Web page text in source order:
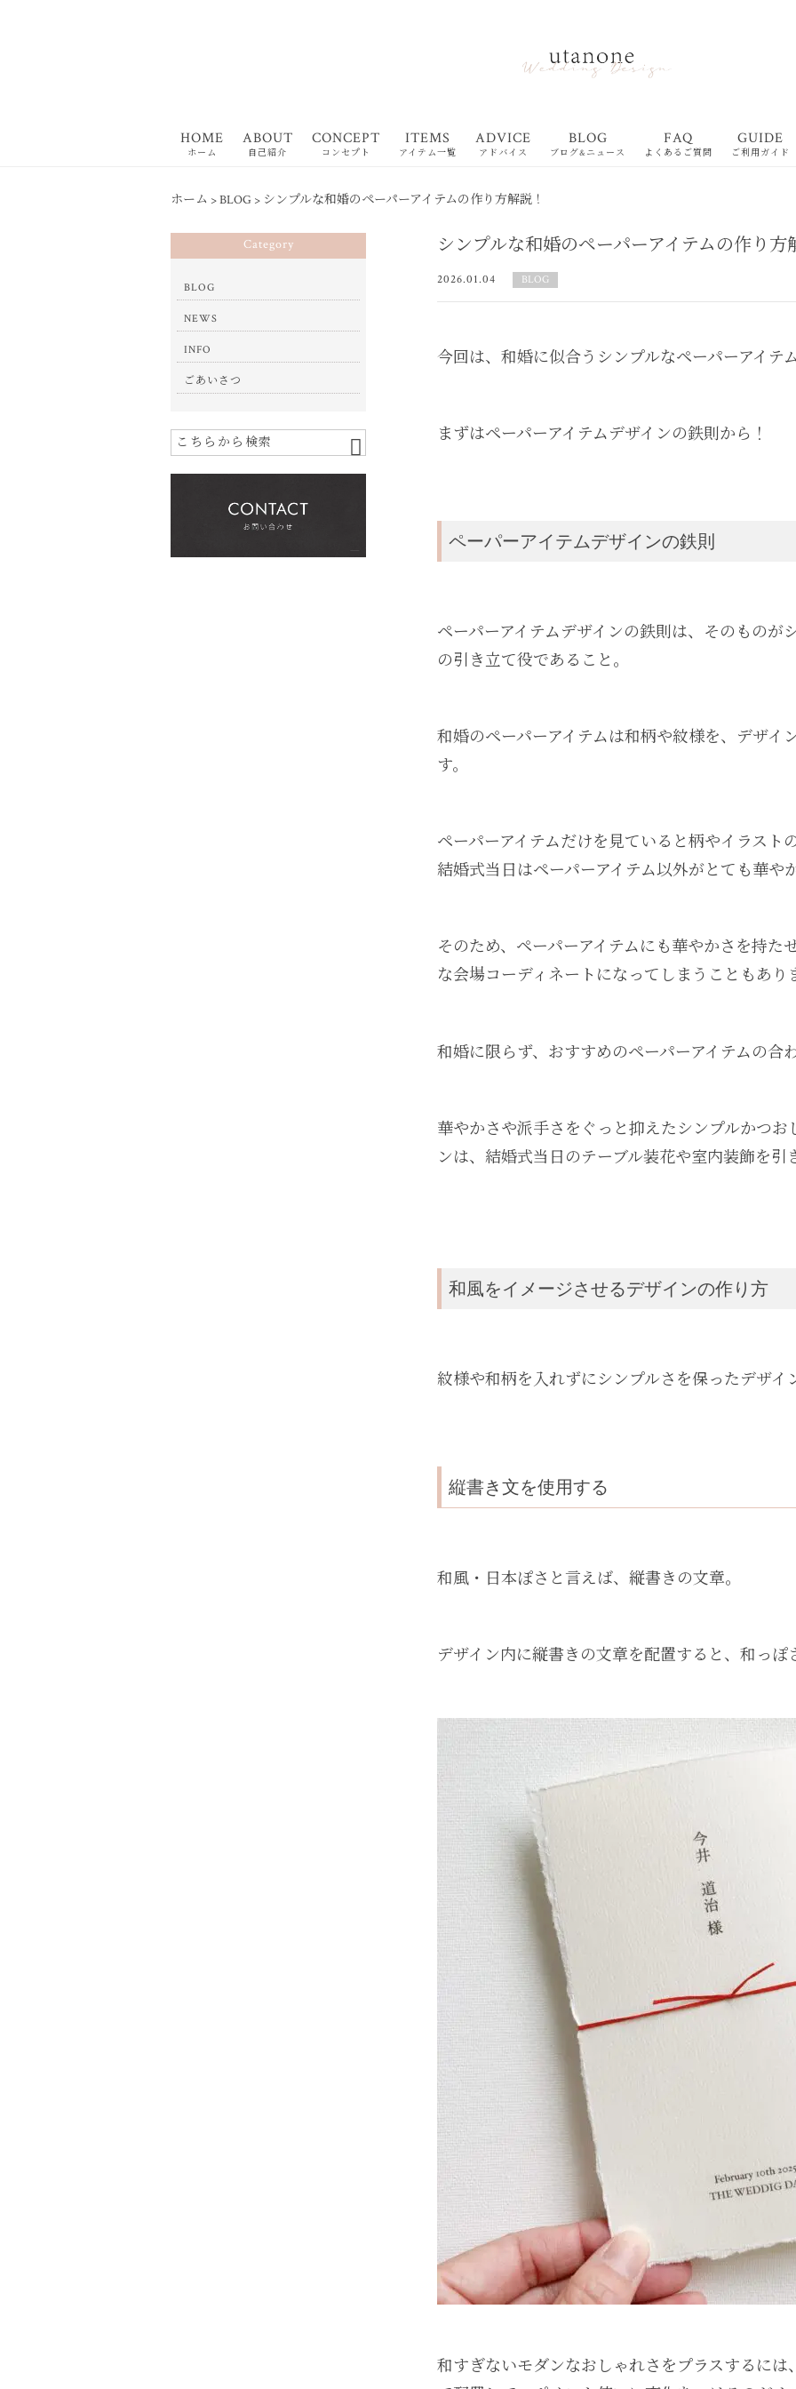
HOME
ホーム
ABOUT
自己紹介
CONCEPT
コンセプト
ITEMS
アイテム一覧
ADVICE
アドバイス
BLOG
ブログ&ニュース
FAQ
よくあるご質問
GUIDE
ご利用ガイド
ホーム >BLOG > シンプルな和婚のペーパーアイテムの作り方解説！
シンプルな和婚のペーパーアイテムの作り方
2026.01.04 BLOG
今回は、和婚に似合うシンプルなペーパーアイテ
まずはペーパーアイテムデザインの鉄則から！
ペーパーアイテムデザインの鉄則
ペーパーアイテムデザインの鉄則は、そのものが
の引き立て役であること。
和婚のペーパーアイテムは和柄や紋様を、デザイ
す。
ペーパーアイテムだけを見ていると柄やイラスト
結婚式当日はペーパーアイテム以外がとても華や
そのため、ペーパーアイテムにも華やかさを持た
な会場コーディネートになってしまうこともあり
和婚に限らず、おすすめのペーパーアイテムの合
華やかさや派手さをぐっと抑えたシンプルかつお
ンは、結婚式当日のテーブル装花や室内装飾を引
和風をイメージさせるデザインの作り方
紋様や和柄を入れずにシンプルさを保ったデザイ
縦書き文を使用する
和風・日本ぽさと言えば、縦書きの文章。
デザイン内に縦書きの文章を配置すると、和っぽ
和すぎないモダンなおしゃれさをプラスするに
Category
BLOG
NEWS
INFO
ごあいさつ